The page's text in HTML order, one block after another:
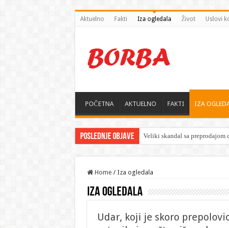
Aktuelno Fakti Iza ogledala Život Uslovi
POČETNA AKTUELNO FAKTI IZA
Poslednje objave
Home / Iza ogledala
Iza ogledala
Udar, koji je skoro